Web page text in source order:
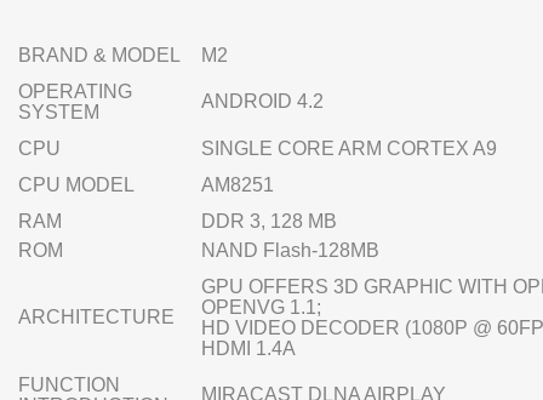
BRAND & MODEL
M2
OPERATING
SYSTEM
ANDROID 4.2
CPU
SINGLE CORE ARM CORTEX A9
CPU MODEL
AM8251
RAM
ROM
DDR 3, 128 MB
NAND Flash-128MB
ARCHITECTURE
GPU OFFERS 3D GRAPHIC WITH
OPENVG 1.1;
HD VIDEO DECODER (1080P @
HDMI 1.4A
FUNCTION
MIRACAST DLNA AIRPLAY